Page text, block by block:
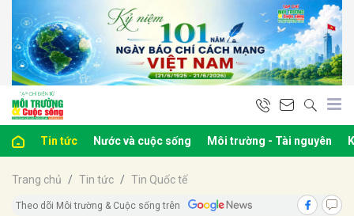
Tin tức Nước và cuộc sống Môi trường - Tài nguyên
Trang chủ Tin tức Tin Quốc tế
Theo dõi Môi trường & Cuộc sống trên
luận